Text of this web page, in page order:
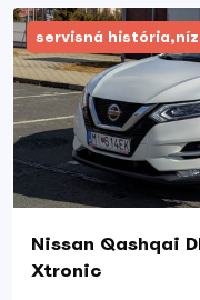
servisná
Nissan Qashqai
Xtronic